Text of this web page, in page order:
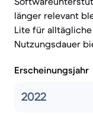
länger relevant
Lite für
Nutzungsdauer
Erscheinungsjahr
2022